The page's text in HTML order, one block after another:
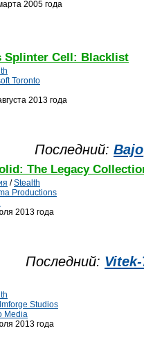
2005 года
Splinter Cell: Blacklist
Toronto
2013 года
Последний: Bajo
The Legacy
/Stealth
Productions
2013 года
Последний:
Studios
Media
2013 года